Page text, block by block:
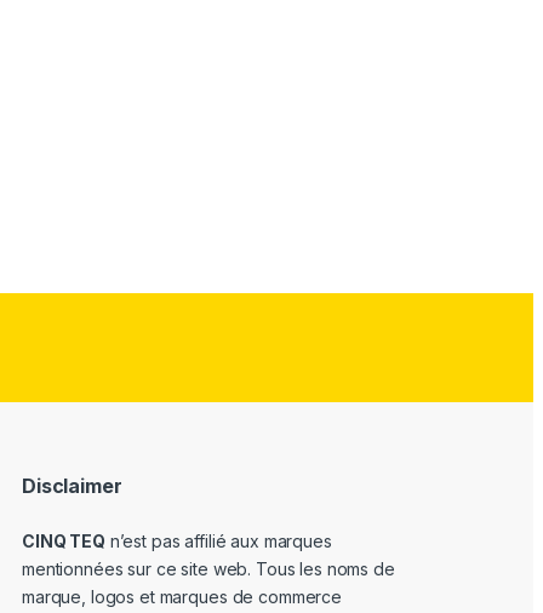
Disclaimer
CINQ TEQ n’est pas affilié aux marques
mentionnées sur ce site web. Tous les noms de
marque, logos et marques de commerce